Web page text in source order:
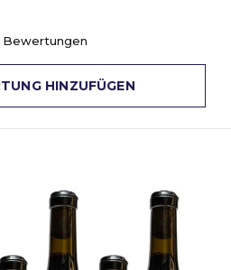
Bewertungen
HINZUFÜGEN